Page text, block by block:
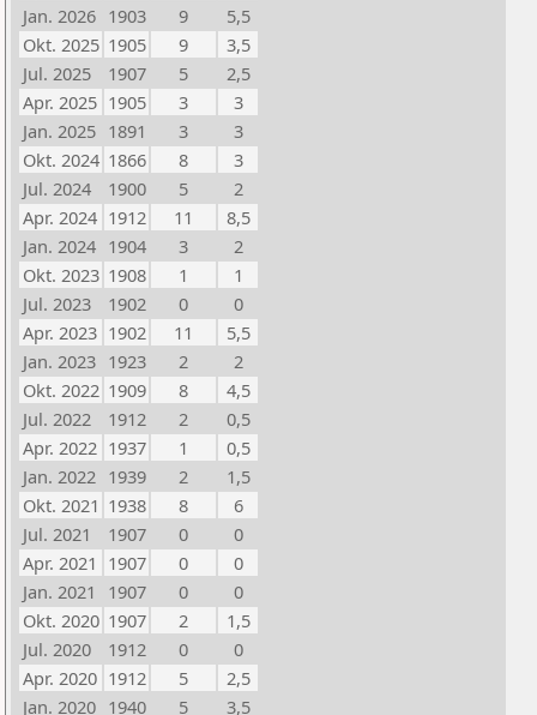
Jan. 2026 1903 9
5,5
Okt. 2025 1905 9
3,5
Jul. 2025
1907 5
2,5
Apr. 2025 1905 3
3
Jan. 2025 1891 3
3
Okt. 2024 1866 8
3
Jul. 2024
1900 5
2
Apr. 2024 1912 11
8,5
Jan. 2024 1904 3
2
Okt. 2023 1908 1
1
Jul. 2023
1902 0
0
Apr. 2023 1902 11
5,5
Jan. 2023 1923 2
2
Okt. 2022 1909 8
4,5
Jul. 2022
1912 2
0,5
Apr. 2022 1937 1
0,5
Jan. 2022 1939 2
1,5
Okt. 2021 1938 8
6
Jul. 2021
1907 0
0
Apr. 2021 1907 0
0
Jan. 2021
1907 0
0
Okt. 2020 1907 2
1,5
Jul. 2020
1912 0
0
Apr. 2020 1912 5
2,5
Jan. 2020 1940 5
3,5